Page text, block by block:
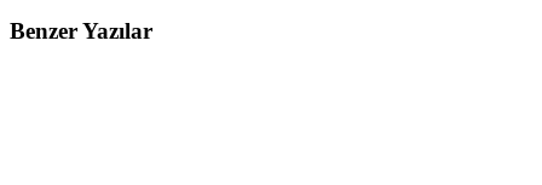
Benzer Yazılar